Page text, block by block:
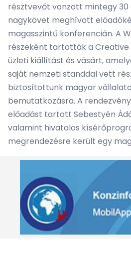
résztvevőt vonzott mintegy 30
nagykövet meghívott
magasszintű konferencián. A
részeként tartották a Creative
üzleti kiállítást és vásárt,
saját nemzeti standdal vett
biztosítottunk magyar
bemutatkozásra. A
előadást tartott Sebestyén
valamint hivatalos
megrendezésre került egy